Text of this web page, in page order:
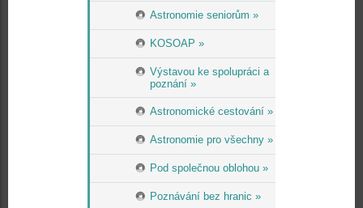
Astronomie seniorům »
KOSOAP »
Výstavou ke spolupráci a
poznání »
Astronomické cestování »
Astronomie pro všechny »
Pod společnou oblohou »
Poznávání bez hranic »